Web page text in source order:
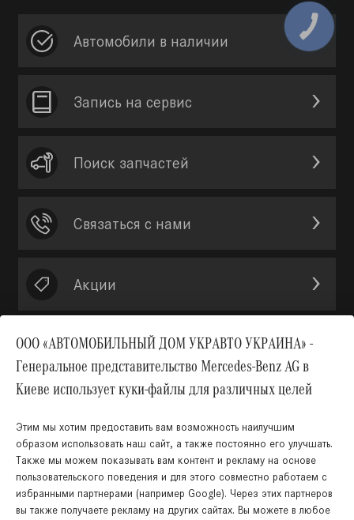
ООО «АВТОМОБИЛЬНЫЙ ДОМ УКРАВТО УКРАИНА» -
Генеральное представительство Mercedes-Benz AG в
Киеве использует куки-файлы для различных целей
Этим мы хотим предоставить вам возможность наилучшим
образом использовать наш сайт, а также постоянно его улучшать.
Также мы можем показывать вам контент и рекламу на основе
пользовательского поведения и для этого совместно работаем с
избранными партнерами (например Google). Через этих партнеров
вы также получаете рекламу на других сайтах. Вы можете в любое
Автомобили в наличии
Запись на сервис
Поиск запчастей
Связаться с нами
Акции